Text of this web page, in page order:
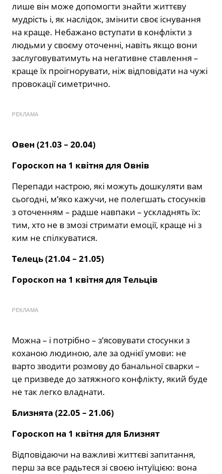
лише він може допомогти знайти життєву
мудрість і, як наслідок, змінити своє існування
на краще. Небажано вступати в конфлікти з
людьми у своєму оточенні, навіть якщо вони
заслуговуватимуть на негативне ставлення –
краще їх проігнорувати, ніж відповідати на чужі
провокації симетрично.
РЕКЛАМА
Овен (21.03 – 20.04)
Гороскоп на 1 квітня для Овнів
Перепади настрою, які можуть дошкуляти вам
сьогодні, м’яко кажучи, не полегшать стосунків
з оточенням – радше навпаки – ускладнять їх:
тим, хто не в змозі стримати емоції, краще ні з
ким не спілкуватися.
Телець (21.04 – 21.05)
Гороскоп на 1 квітня для Тельців
РЕКЛАМА
Можна – і потрібно – з’ясовувати стосунки з
коханою людиною, але за однієї умови: не
варто зводити розмову до банальної сварки –
це призведе до затяжного конфлікту, який буде
не так легко владнати.
Близнята (22.05 – 21.06)
Гороскоп на 1 квітня для Близнят
Відповідаючи на важливі життєві запитання,
перш за все радьтеся зі своєю інтуїцією: вона